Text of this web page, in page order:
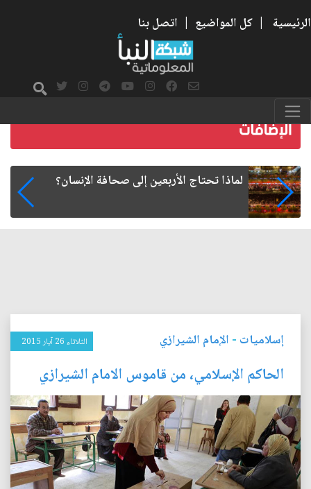
الرئيسية | كل المواضيع | اتصل بنا
هل تمنح الجامعة شهادة... أم تعيد تشكيل طريقة
إسلاميات - الإمام الشيرازي الثلاثاء 26 آيار 2015
الحاكم الإسلامي، من قاموس الامام الشيرازي